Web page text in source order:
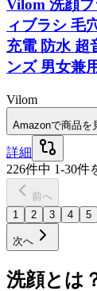
Vilom 洗顔
ィブラシ 毛
充電 防水 超
ンズ 男女兼
Vilom
Amazonで商品を
詳細
226件中 1-30件
前へ
1
2 3 4 5
次へ
洗顔とは